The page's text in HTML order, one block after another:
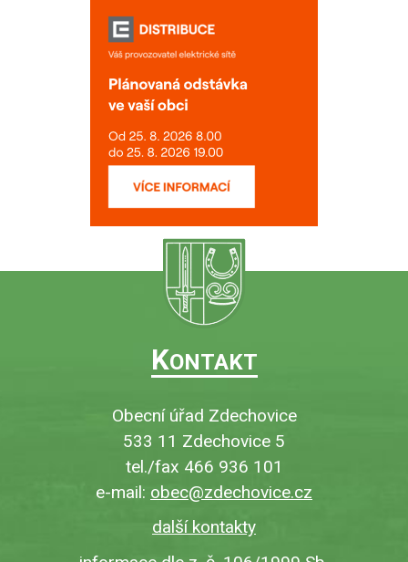
KONTAKT
Obecní úřad Zdechovice
533 11 Zdechovice 5
tel./fax 466 936 101
e-mail: obec@zdechovice.cz
další kontakty